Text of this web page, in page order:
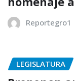
Reportegro1
LEGISLATURA